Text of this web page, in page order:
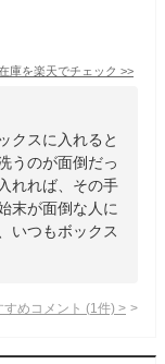
庫を楽天でチェック >>
クスに入れると
うのが面倒だっ
れれば、その手
末が面倒な人に
いつもボックス
めコメント (1 件) >